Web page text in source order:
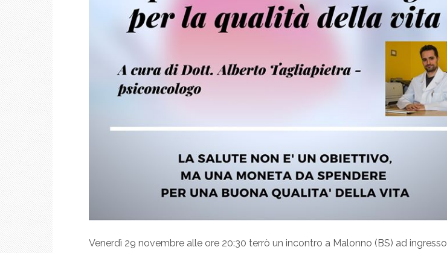
Venerdì 29 novembre alle ore 20:30 terrò un incontro a Malonno (BS) ad ingresso